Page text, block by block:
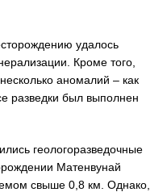
удалось
Кроме того,
аномалий – как
разведки был выполнен
геологоразведочные
Матенвунай
свыше 0,8 км. Однако,